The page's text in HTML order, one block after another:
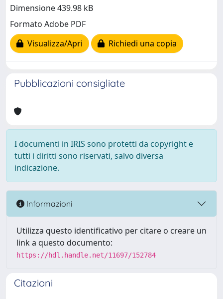
Dimensione 439.98 kB
Formato Adobe PDF
Visualizza/Apri
Richiedi una copia
Pubblicazioni consigliate
I documenti in IRIS sono protetti da copyright e
tutti i diritti sono riservati, salvo diversa
indicazione.
Informazioni
Utilizza questo identificativo per citare o creare un
link a questo documento:
https://hdl.handle.net/11697/152784
Citazioni